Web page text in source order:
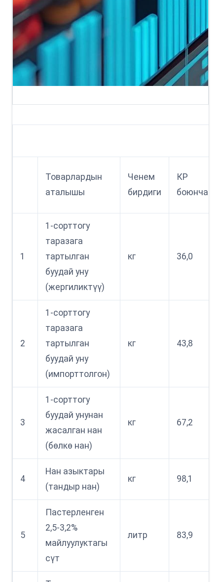
Товарлардын
аталышы
Ченем
бирдиги
КР
боюнча
1
1-сорттогу
таразага
тартылган
буудай уну
(жергиликтүү)
кг 36,0
2
1-сорттогу
таразага
тартылган
буудай уну
(импорттолгон)
кг 43,8
3
1-сорттогу
буудай унунан
жасалган нан
(бөлкө нан)
кг 67,2
4
Нан азыктары
(тандыр нан)
кг 98,1
5
Пастерленген
2,5-3,2%
майлуулуктагы
сүт
литр 83,9